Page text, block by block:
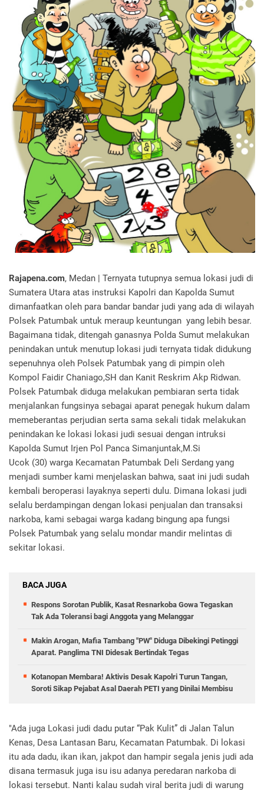
Rajapena.com, Medan | Ternyata tutupnya semua lokasi judi di
Sumatera Utara atas instruksi Kapolri dan Kapolda Sumut
dimanfaatkan oleh para bandar bandar judi yang ada di wilayah
Polsek Patumbak untuk meraup keuntungan yang lebih besar.
Bagaimana tidak, ditengah ganasnya Polda Sumut melakukan
penindakan untuk menutup lokasi judi ternyata tidak didukung
sepenuhnya oleh Polsek Patumbak yang di pimpin oleh
Kompol Faidir Chaniago,SH dan Kanit Reskrim Akp Ridwan.
Polsek Patumbak diduga melakukan pembiaran serta tidak
menjalankan fungsinya sebagai aparat penegak hukum dalam
memeberantas perjudian serta sama sekali tidak melakukan
penindakan ke lokasi lokasi judi sesuai dengan intruksi
Kapolda Sumut Irjen Pol Panca Simanjuntak,M.Si
Ucok (30) warga Kecamatan Patumbak Deli Serdang yang
menjadi sumber kami menjelaskan bahwa, saat ini judi sudah
kembali beroperasi layaknya seperti dulu. Dimana lokasi judi
selalu berdampingan dengan lokasi penjualan dan transaksi
narkoba, kami sebagai warga kadang bingung apa fungsi
Polsek Patumbak yang selalu mondar mandir melintas di
sekitar lokasi.
BACA JUGA
Respons Sorotan Publik, Kasat Resnarkoba Gowa Tegaskan
Tak Ada Toleransi bagi Anggota yang Melanggar
Makin Arogan, Mafia Tambang "PW" Diduga Dibekingi Petinggi
Aparat. Panglima TNI Didesak Bertindak Tegas
Kotanopan Membara! Aktivis Desak Kapolri Turun Tangan,
Soroti Sikap Pejabat Asal Daerah PETI yang Dinilai Membisu
"Ada juga Lokasi judi dadu putar “Pak Kulit” di Jalan Talun
Kenas, Desa Lantasan Baru, Kecamatan Patumbak. Di lokasi
itu ada dadu, ikan ikan, jakpot dan hampir segala jenis judi ada
disana termasuk juga isu isu adanya peredaran narkoba di
lokasi tersebut. Nanti kalau sudah viral berita judi di warung